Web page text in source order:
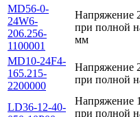
MD56-0-
24W6-
206.256-
1100001
Напряжение
при полной
мм
MD10-24F4-
165.215-
2200000
Напряжение
при полной
LD36-12-40-
Напряжение
при полной